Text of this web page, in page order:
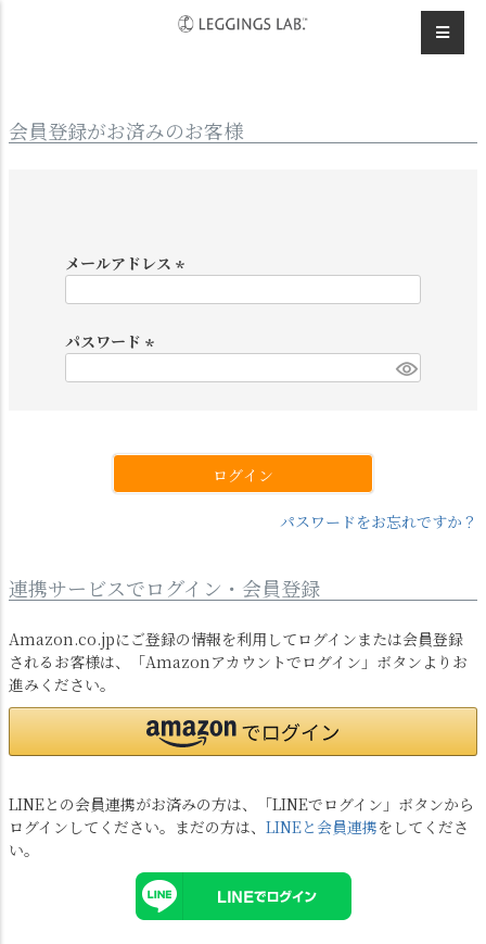
会員登録がお済みのお客様
メールアドレス
)
パスワード
ログイン
パスワードをお忘れですか？
連携サービスでログイン・会員登録
Amazon.co.jpにご登録の情報を利用してログインまたは会員登録
されるお客様は、「Amazonアカウントでログイン」ボタンよりお
進みください。
LINEとの会員連携がお済みの方は、「LINEでログイン」ボタンから
ログインしてください。まだの方は、 LINEと会員連携をしてくださ
い。